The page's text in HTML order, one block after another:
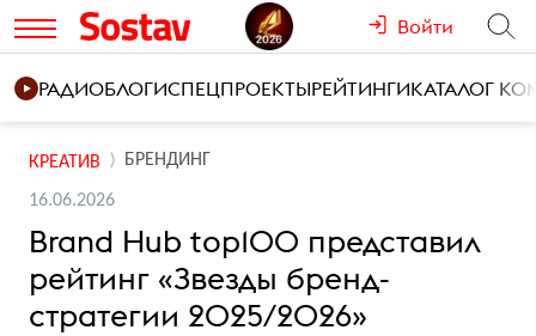
Войти
РАДИОБЛОГИСПЕЦПРОЕКТЫРЕЙТИНГИКАТАЛОГ
КРЕАТИВ БРЕНДИНГ
16.06.2026
Brand Hub top100 представил
рейтинг «Звезды бренд-
стратегии 2025/2026»